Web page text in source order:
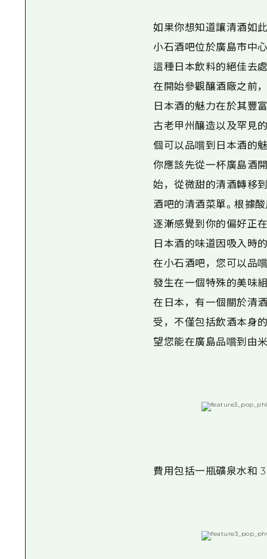
如果你想知道讓清酒如
小石酒吧位於廣島市中
這種日本飲料的絕佳去
在開始參觀釀酒廠之前
日本酒的魅力在於其豐
古老甲州釀造以及罕見
個可以品嚐到日本酒的
你應該先從一杯廣島酒
始，從微甜的清酒轉移
酒吧的清酒菜單。根據
逐漸感覺到你的偏好正
日本酒的味道因吸入時
在小石酒吧，您可以品
發生在一個特殊的美味
在日本，有一個關於清
受，不僅包括飲酒本身
望您能在廣島品嚐到由
費用包括一瓶礦泉水和 3